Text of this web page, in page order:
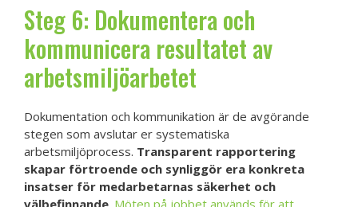
Steg 6: Dokumentera och
kommunicera resultatet av
arbetsmiljöarbetet
Dokumentation och kommunikation är de avgörande
stegen som avslutar er systematiska
arbetsmiljöprocess. Transparent rapportering
skapar förtroende och synliggör era konkreta
insatser för medarbetarnas säkerhet och
välbefinnande. Möten på jobbet används för att